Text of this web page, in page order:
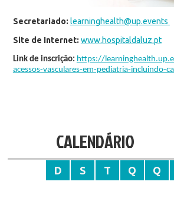
Secretariado: learninghealth@up.events
Site de Internet: www.hospitaldaluz.pt
Link de inscrição: https://
acessos-vasculares-em-pediatria-incluindo-
CALENDÁRIO
D S T Q Q